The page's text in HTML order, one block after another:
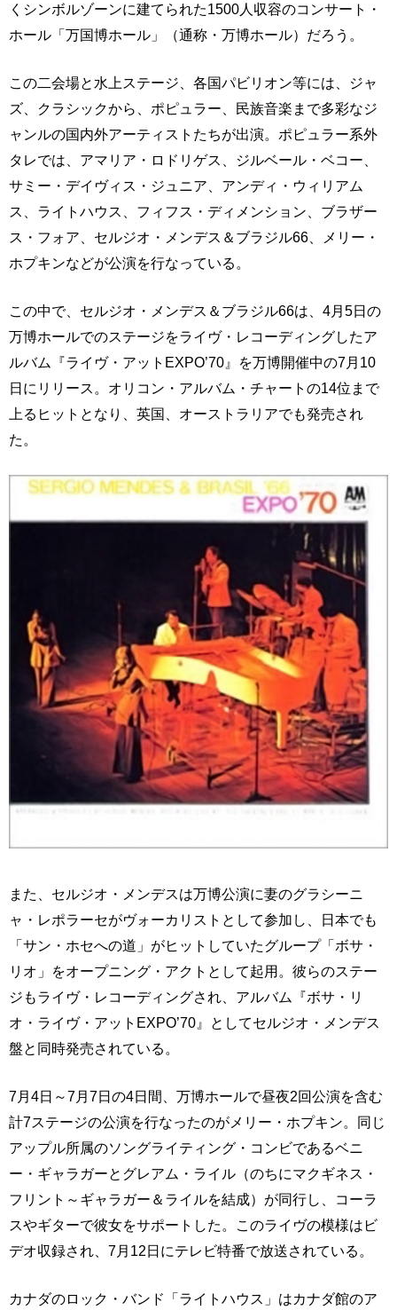
くシンボルゾーンに建てられた1500人収容のコンサート・
ホール「万国博ホール」（通称・万博ホール）だろう。
この二会場と水上ステージ、各国パビリオン等には、ジャ
ズ、クラシックから、ポピュラー、民族音楽まで多彩なジ
ャンルの国内外アーティストたちが出演。ポピュラー系外
タレでは、アマリア・ロドリゲス、ジルベール・ベコー、
サミー・デイヴィス・ジュニア、アンディ・ウィリアム
ス、ライトハウス、フィフス・ディメンション、ブラザー
ス・フォア、セルジオ・メンデス＆ブラジル66、メリー・
ホプキンなどが公演を行なっている。
この中で、セルジオ・メンデス＆ブラジル66は、4月5日の
万博ホールでのステージをライヴ・レコーディングしたア
ルバム『ライヴ・アットEXPO’70』を万博開催中の7月10
日にリリース。オリコン・アルバム・チャートの14位まで
上るヒットとなり、英国、オーストラリアでも発売され
た。
また、セルジオ・メンデスは万博公演に妻のグラシーニ
ャ・レポラーセがヴォーカリストとして参加し、日本でも
「サン・ホセへの道」がヒットしていたグループ「ボサ・
リオ」をオープニング・アクトとして起用。彼らのステー
ジもライヴ・レコーディングされ、アルバム『ボサ・リ
オ・ライヴ・アットEXPO’70』としてセルジオ・メンデス
盤と同時発売されている。
7月4日～7月7日の4日間、万博ホールで昼夜2回公演を含む
計7ステージの公演を行なったのがメリー・ホプキン。同じ
アップル所属のソングライティング・コンビであるベニ
ー・ギャラガーとグレアム・ライル（のちにマクギネス・
フリント～ギャラガー＆ライルを結成）が同行し、コーラ
スやギターで彼女をサポートした。このライヴの模様はビ
デオ収録され、7月12日にテレビ特番で放送されている。
カナダのロック・バンド「ライトハウス」はカナダ館のア